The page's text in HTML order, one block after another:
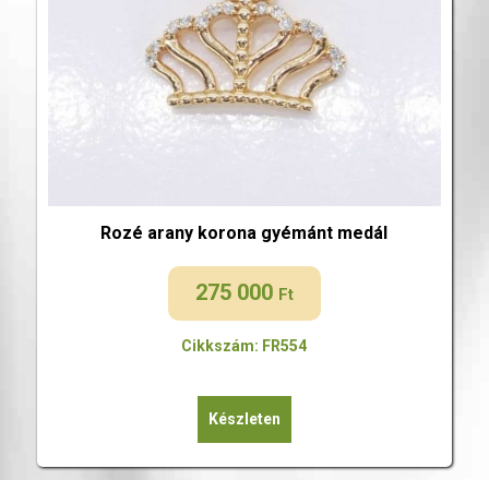
Rozé arany korona gyémánt medál
275 000 Ft
Cikkszám: FR554
Készleten